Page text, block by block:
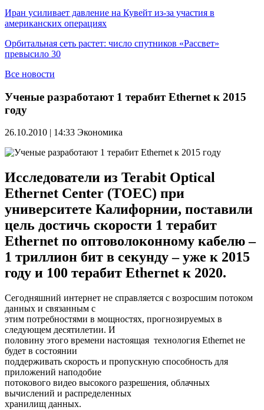
Иран усиливает давление на Кувейт из-за участия в
американских операциях
Орбитальная сеть растет: число спутников «Рассвет»
превысило 30
Все новости
Ученые разработают 1 терабит Ethernet к 2015
году
26.10.2010 | 14:33 Экономика
Исследователи из Terabit Optical
Ethernet Center (TOEC) при
университете Калифорнии, поставили
цель достичь скорости 1 терабит
Ethernet по оптоволоконному кабелю –
1 триллион бит в секунду – уже к 2015
году и 100 терабит Ethernet к 2020.
Сегодняшний интернет не справляется с возросшим потоком
данных и связанным с
этим потребностями в мощностях, прогнозируемых в
следующем десятилетии. И
половину этого времени настоящая технология Ethernet не
будет в состоянии
поддерживать скорость и пропускную способность для
приложений наподобие
потокового видео высокого разрешения, облачных
вычислений и распределенных
хранилищ данных.